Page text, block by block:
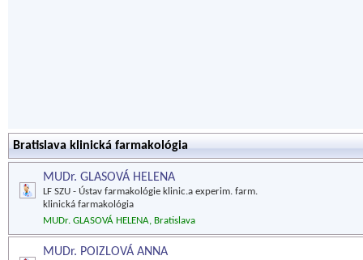
Bratislava klinická farmakológia
MUDr. GLASOVÁ HELENA
LF SZU - Ústav farmakológie klinic.a experim. farm.
klinická farmakológia
MUDr. GLASOVÁ HELENA, Bratislava
MUDr. POIZLOVÁ ANNA